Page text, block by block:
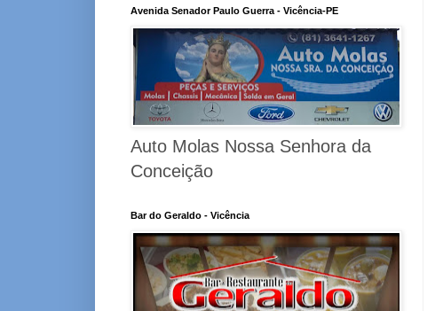
Avenida Senador Paulo Guerra - Vicência-PE
Auto Molas Nossa Senhora da
Conceição
Bar do Geraldo - Vicência